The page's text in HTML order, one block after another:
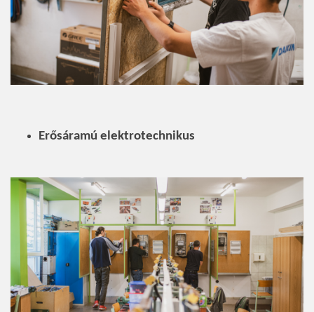
Erősáramú elektrotechnikus